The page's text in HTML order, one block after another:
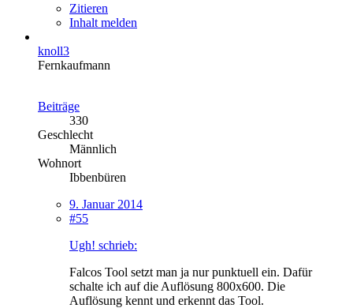
Zitieren
Inhalt melden
knoll3
Fernkaufmann
Beiträge
330
Geschlecht
Männlich
Wohnort
Ibbenbüren
9. Januar 2014
#55
Ugh! schrieb:
Falcos Tool setzt man ja nur punktuell ein. Dafür
schalte ich auf die Auflösung 800x600. Die
Auflösung kennt und erkennt das Tool.